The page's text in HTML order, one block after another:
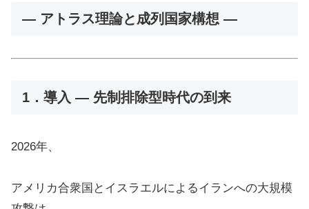
― アトラス理論と成列国家構想 ―
1．導入 ― 先制排除型時代の到来
2026年、
アメリカ合衆国 と イスラエルによるイランへの大規模